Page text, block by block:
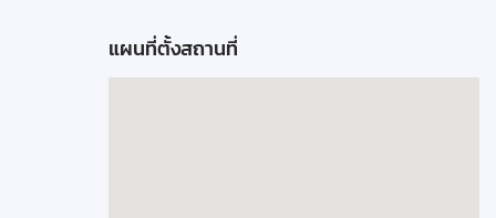
แผนที่ตั้งสถานที่